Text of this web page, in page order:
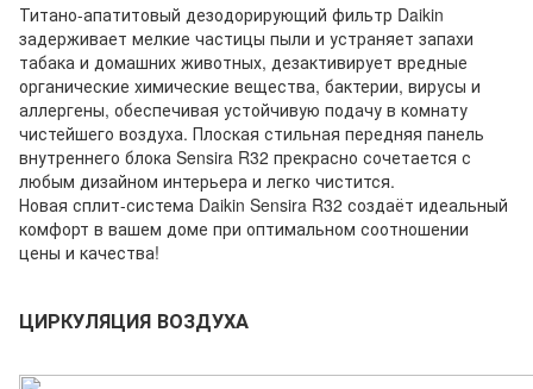
Титано-апатитовый дезодорирующий фильтр Daikin
задерживает мелкие частицы пыли и устраняет запахи
табака и домашних животных, дезактивирует вредные
органические химические вещества, бактерии, вирусы и
аллергены, обеспечивая устойчивую подачу в комнату
чистейшего воздуха. Плоская стильная передняя панель
внутреннего блока Sensira R32 прекрасно сочетается с
любым дизайном интерьера и легко чистится.
Новая сплит-система Daikin Sensira R32 создаёт идеальный
комфорт в вашем доме при оптимальном соотношении
цены и качества!
ЦИРКУЛЯЦИЯ ВОЗДУХА